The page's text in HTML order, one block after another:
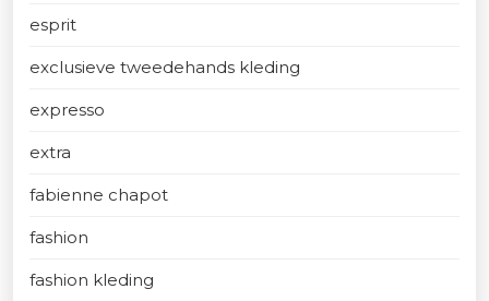
esprit
exclusieve tweedehands kleding
expresso
extra
fabienne chapot
fashion
fashion kleding